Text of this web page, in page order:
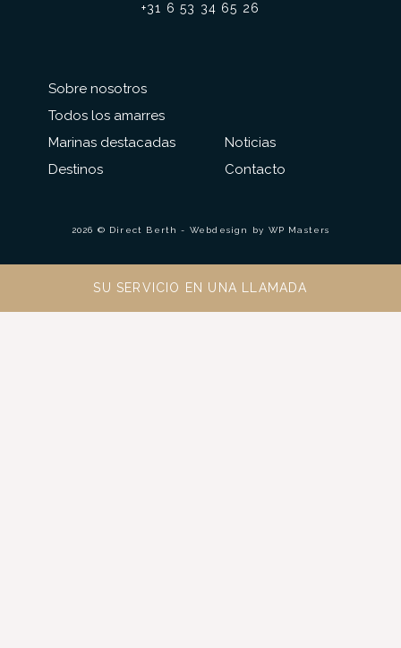
Sobre nosotros
Todos los amarres
Marinas destacadas
Destinos
+31 6 53 34 65 26
Noticias
Contacto
2026 © Direct Berth - Webdesign by WP Masters
SU SERVICIO EN UNA LLAMADA